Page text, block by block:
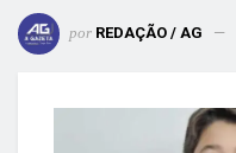
por REDAÇÃO / AG